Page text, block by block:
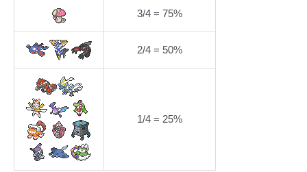
3/4 = 75%
2/4 = 50%
1/4 = 25%